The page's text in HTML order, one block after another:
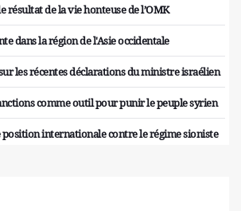
résultat de la vie honteuse de l’OMK
dans la région de l'Asie occidentale
les récentes déclarations du ministre israélien
comme outil pour punir le peuple syrien
position internationale contre le régime sioniste